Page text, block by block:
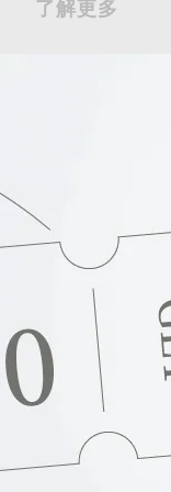
了解更多